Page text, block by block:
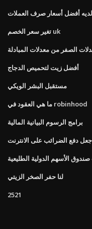
أفضل أسعار صرف العملات
تغير سعر الخصم uk
الصفر من معدلات المبادلة
أفضل زيت لتحميص الدجاج
مستقبل البشر الويكي
ما هي العقود في robinhood
برامج الرسوم البيانية المالية
الأسهم الدولية الطليعية
لنا حفر الصخر الزيتي
2521